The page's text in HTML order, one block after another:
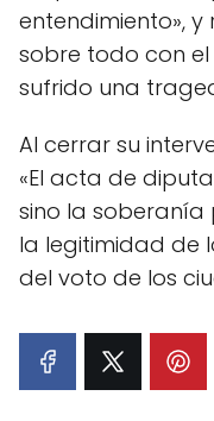
entendimiento»,
sobre todo con
sufrido una
Al cerrar su
«El acta de
sino la
la legitimidad de
del voto de los